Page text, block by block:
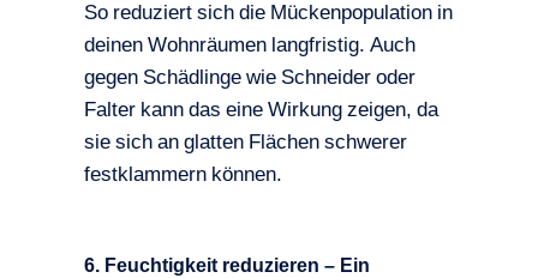
So reduziert sich die Mückenpopulation in
deinen Wohnräumen langfristig. Auch
gegen Schädlinge wie Schneider oder
Falter kann das eine Wirkung zeigen, da
sie sich an glatten Flächen schwerer
festklammern können.
6. Feuchtigkeit reduzieren – Ein